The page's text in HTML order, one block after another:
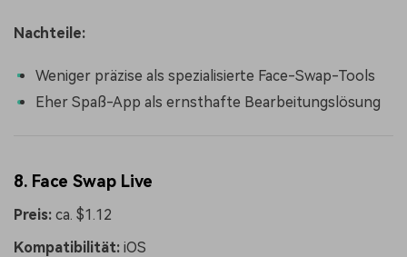
Nachteile:
Weniger präzise als spezialisierte Face-Swap-Tools
Eher Spaß-App als ernsthafte Bearbeitungslösung
8. Face Swap Live
Preis: ca. $1.12
Kompatibilität: iOS